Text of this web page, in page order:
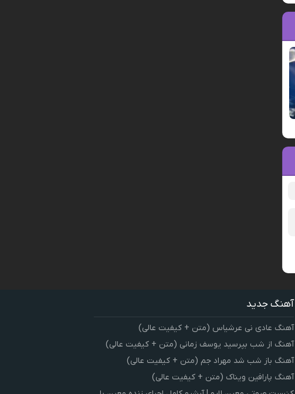
آهنگ جدید
آهنگ عادی نی عرشیاس (متن + کیفیت عالی)
آهنگ از شب بپرسید یوسف زمانی (متن + کیفیت عالی)
آهنگ باز شب شد مهراد جم (متن + کیفیت عالی)
آهنگ پارافین ویناک (متن + کیفیت عالی)